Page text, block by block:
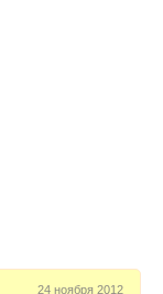
24 ноября 2012